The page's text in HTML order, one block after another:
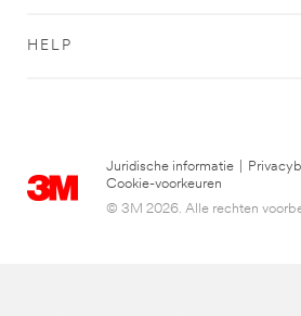
HELP
Juridische informatie
Cookie-voorkeuren
© 3M 2026. Alle rechten